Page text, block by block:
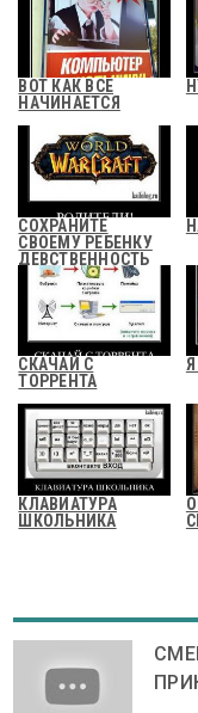
ВОТ КАК ВСЕ
НАЧИНАЕТСЯ
СОХРАНИТЕ
СВОЕМУ РЕБЕНКУ
ДЕВСТВЕННОСТЬ
СКАЧАЙ С
ТОРРЕНТА
КЛАВИАТУРА
ШКОЛЬНИКА